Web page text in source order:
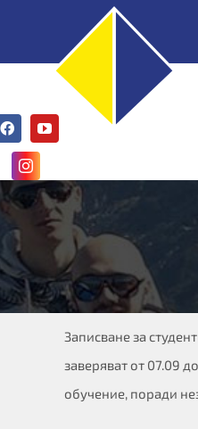
Записване за
заверяват от 07.09
обучениe, поради